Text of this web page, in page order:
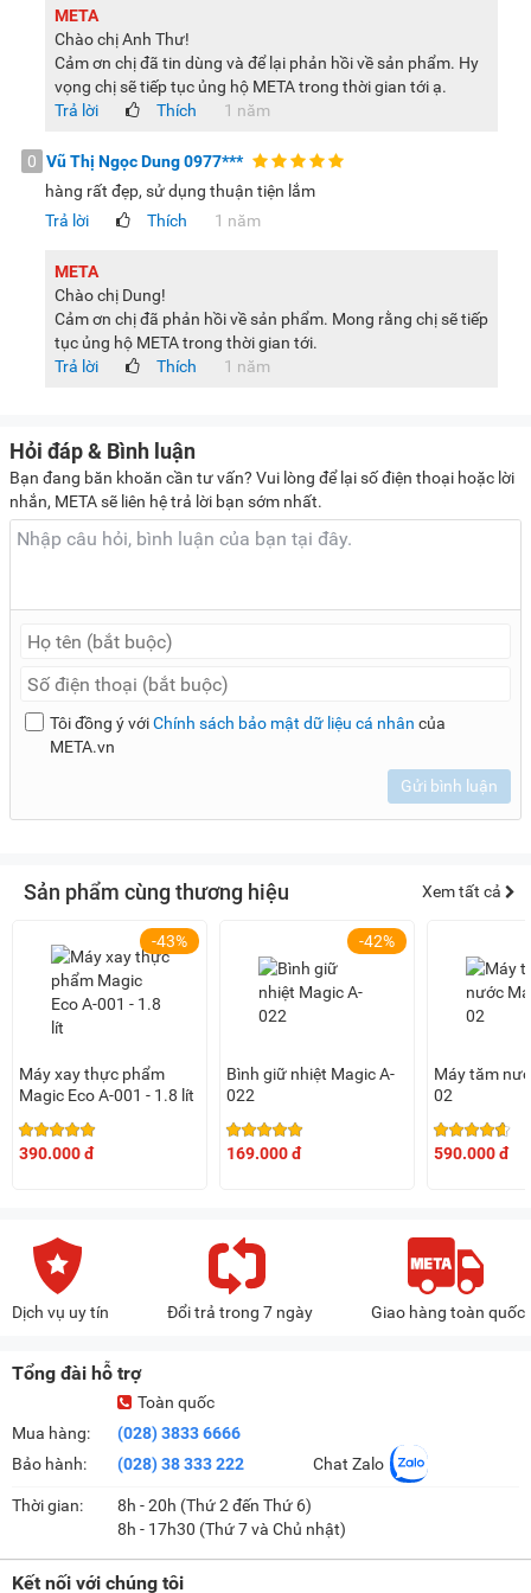
META
Chào chị Anh Thư!
Cảm ơn chị đã tin dùng và để lại phản hồi về sản phẩm. Hy
vọng chị sẽ tiếp tục ủng hộ META trong thời gian tới ạ.
Trả lời
Thích 1 năm
0 Vũ Thị Ngọc Dung 0977***
hàng rất đẹp, sử dụng thuận tiện lắm
Trả lời
Thích 1 năm
META
Chào chị Dung!
Cảm ơn chị đã phản hồi về sản phẩm. Mong rằng chị sẽ tiếp
tục ủng hộ META trong thời gian tới.
Trả lời
Thích 1 năm
Hỏi đáp & Bình luận
Bạn đang băn khoăn cần tư vấn? Vui lòng để lại số điện thoại hoặc lời
nhắn, META sẽ liên hệ trả lời bạn sớm nhất.
Tôi đồng ý vớiChính sách bảo mật dữ liệu cá nhân của
META.vn
Gửi bình luận
Sản phẩm cùng thương hiệu Xem tất cả
-43%
Máy xay thực phẩm
Magic Eco A-001 - 1.8 lít
390.000 đ
-42%
Bình giữ nhiệt Magic A-
022
169.000 đ
Máy tăm
02
590.000 đ
Dịch vụ uy tín Đổi trả trong 7 ngày Giao hàng toàn quốc
Tổng đài hỗ trợ
Mua hàng:
Bảo hành:
Toàn quốc
(028) 3833 6666
(028) 38 333 222
Chat Zalo
Thời gian:
8h - 20h (Thứ 2 đến Thứ 6)
8h - 17h30 (Thứ 7 và Chủ nhật)
Kết nối với chúng tôi